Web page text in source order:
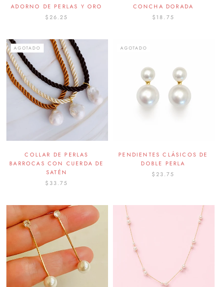
ADORNO DE PERLAS Y ORO
$26.25
CONCHA DORADA
$18.75
AGOTADO
COLLAR DE PERLAS
BARROCAS CON CUERDA DE
SATÉN
$33.75
AGOTADO
PENDIENTES CLÁSICOS DE
DOBLE PERLA
$23.75